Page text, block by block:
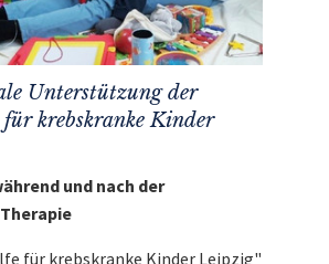
Unterstützung der
krebskranke Kinder
und nach der
für krebskranke Kinder Leipzig"